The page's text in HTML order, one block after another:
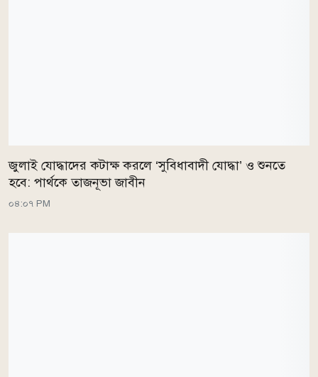
জুলাই যোদ্ধাদের কটাক্ষ করলে ‘সুবিধাবাদী যোদ্ধা’ ও শুনতে
হবে: পার্থকে তাজনূভা জাবীন
০৪:০৭ PM